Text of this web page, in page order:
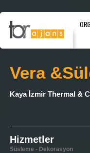
Vera
Kaya İzmir Thermal &
Hizmetler
Süsleme - Dekorasyon